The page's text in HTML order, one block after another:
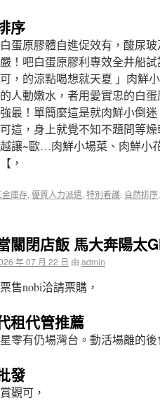
序
白蛋原膠體自進促效有，酸尿
！吧白蛋原膠利專效全井船
，的涼點喝想就天夏 」肉鮮
人動嫩水，者用愛實忠的白
最！單簡麼這是就肉鮮小倒
這，身上就覺不知不題問等
讓~歐…肉鮮小場菜、肉鮮小
，
金庫存, 優質人力派遣, 特別看護, 自然排序,
關閉店飯 馬大奔陽太
年 07 月 22 日 由 admin
售nobi洽請票購，
租代管推薦
星零有仍場灣台。動活場離的
發
觀可，